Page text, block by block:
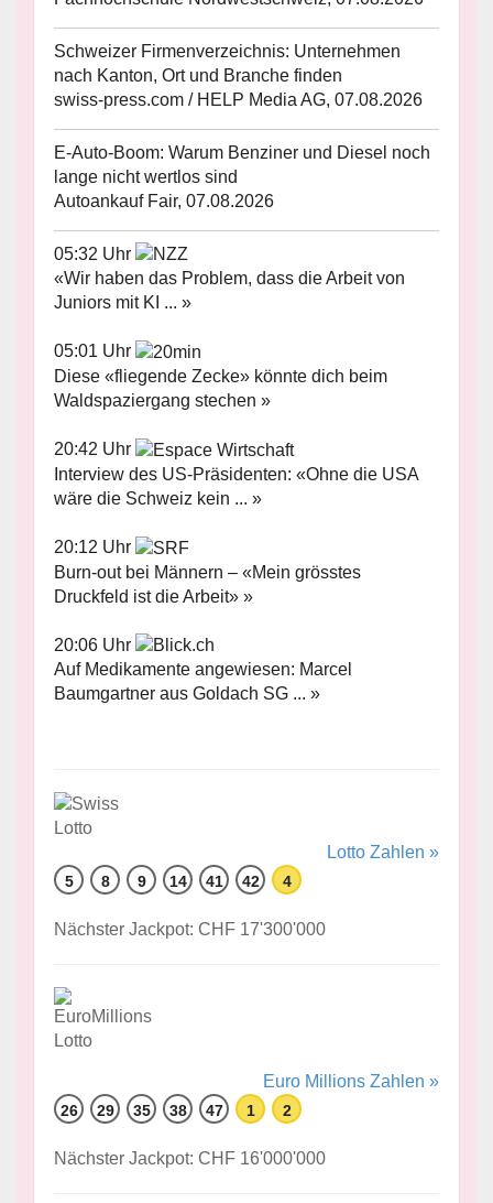
Schweizer Firmenverzeichnis: Unternehmen
nach Kanton, Ort und Branche finden
swiss-press.com / HELP Media AG, 07.08.2026
E-Auto-Boom: Warum Benziner und Diesel noch
lange nicht wertlos sind
Autoankauf Fair, 07.08.2026
05:32 Uhr
«Wir haben das Problem, dass die Arbeit von
Juniors mit KI ... »
05:01 Uhr
Diese «fliegende Zecke» könnte dich beim
Waldspaziergang stechen »
20:42 Uhr
Interview des US-Präsidenten: «Ohne die USA
wäre die Schweiz kein ... »
20:12 Uhr
Burn-out bei Männern – «Mein grösstes
Druckfeld ist die Arbeit» »
20:06 Uhr
Auf Medikamente angewiesen: Marcel
Baumgartner aus Goldach SG ... »
Lotto Zahlen »
5 8 9 14 41 42 4
Nächster Jackpot: CHF 17'300'000
Euro Millions Zahlen »
26 29 35 38 47 1 2
Nächster Jackpot: CHF 16'000'000